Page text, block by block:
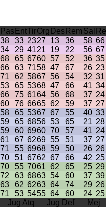
Pas EntTirOrg Des Rem Sal
38 33 2327 13 36 58 66
34 29 4121 19 22 56 67
68 65 6760 57 52 36 35
66 63 7158 47 67 26 23
71 62 5867 56 54 32 31
53 65 5368 47 66 41 34
66 75 6164 56 68 37 24
60 76 6665 62 59 37 27
58 65 5367 67 55 40 33
59 65 6856 53 65 21 28
59 60 6960 70 57 41 24
61 67 6269 55 51 37 27
71 55 6968 59 50 26 26
70 51 6762 67 66 42 25
70 55 7061 62 65 25 29
72 63 6863 54 60 37 39
63 62 6263 64 74 29 26
71 53 5455 64 60 24 25
Jug Atq Jug Def Mej